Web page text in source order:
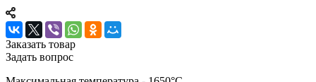
Заказать товар
Задать вопрос